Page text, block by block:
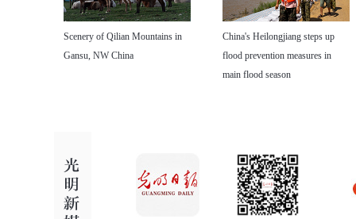
Scenery of Qilian Mountains in
Gansu, NW China
China's Heilongjiang steps up
flood prevention measures in
main flood season